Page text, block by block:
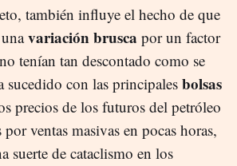
también influye el hecho de que
variación brusca por un factor
tenían tan descontado como se
sucedido con las principales bolsas
precios de los futuros del petróleo
ventas masivas en pocas horas,
suerte de cataclismo en los